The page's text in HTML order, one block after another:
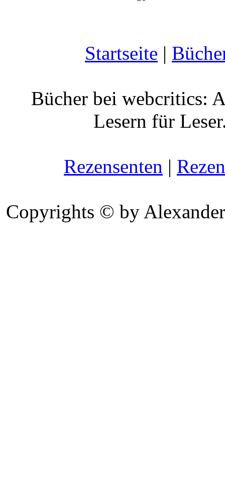
Startseite |
Bücher bei webcritics:
Lesern für
Rezensenten |
Copyrights © by